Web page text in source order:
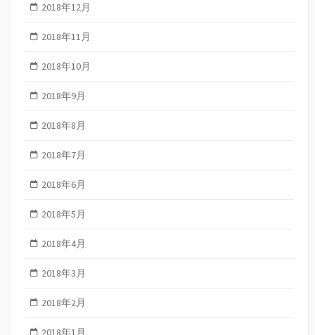
2018年12月
2018年11月
2018年10月
2018年9月
2018年8月
2018年7月
2018年6月
2018年5月
2018年4月
2018年3月
2018年2月
2018年1月